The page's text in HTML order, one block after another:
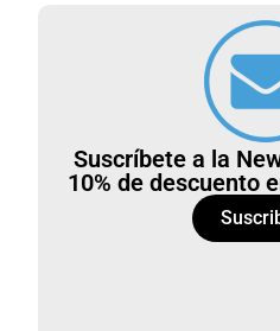
Suscríbete a la
10% de descuento